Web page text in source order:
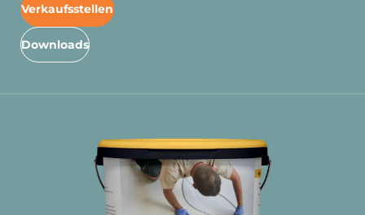
Verkaufsstellen
Downloads